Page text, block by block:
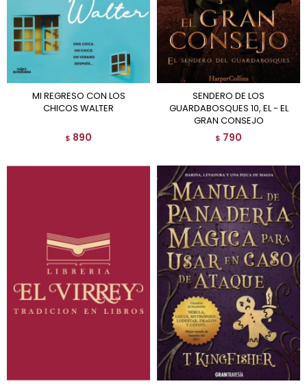
MI REGRESO CON LOS
CHICOS WALTER
$ 890
SENDERO DE LOS
GUARDABOSQUES 10, EL - EL
GRAN CONSEJO
$ 790